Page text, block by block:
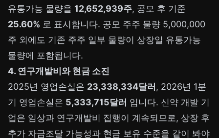
유통가능 물량을 12,652,939주, 공모 후 기준
25.60% 로 표시합니다. 공모 주주 물량 5,000,000
주 외에도 기존 주주 일부 물량이 상장일 유통가능
물량에 포함됩니다.
4. 연구개발비와 현금 소진
2025년 영업손실은 23,338,334달러 , 2026년 1분
기 영업손실은 5,333,715달러 입니다. 신약 개발 기
업은 임상과 연구개발비 집행이 계속되므로, 상장 후
추가 자금조달 가능성과 현금 보유 수준을 같이 봐야